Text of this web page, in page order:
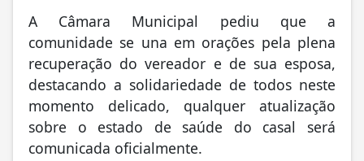
A Câmara Municipal pediu que a
comunidade se una em orações pela plena
recuperação do vereador e de sua esposa,
destacando a solidariedade de todos neste
momento delicado, qualquer atualização
sobre o estado de saúde do casal será
comunicada oficialmente.